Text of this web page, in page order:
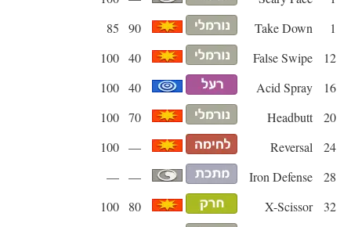
1
Take Down
90
85
12
False Swipe
40
100
16
Acid Spray
40
100
20
Headbutt
70
100
24
Reversal
—
100
28
Iron Defense
—
—
32
X-Scissor
80
100